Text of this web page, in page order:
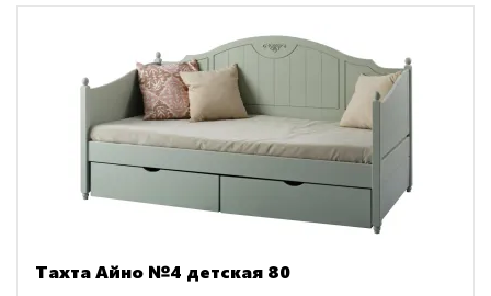
Тахта Айно №4 детская 80